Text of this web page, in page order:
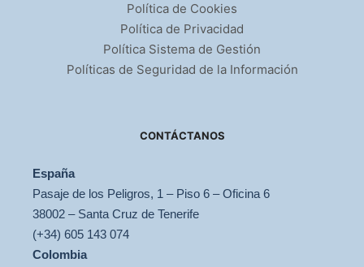
Política de Cookies
Política de Privacidad
Política Sistema de Gestión
Políticas de Seguridad de la Información
CONTÁCTANOS
España
Pasaje de los Peligros, 1 – Piso 6 – Oficina 6
38002 – Santa Cruz de Tenerife
(+34) 605 143 074
Colombia